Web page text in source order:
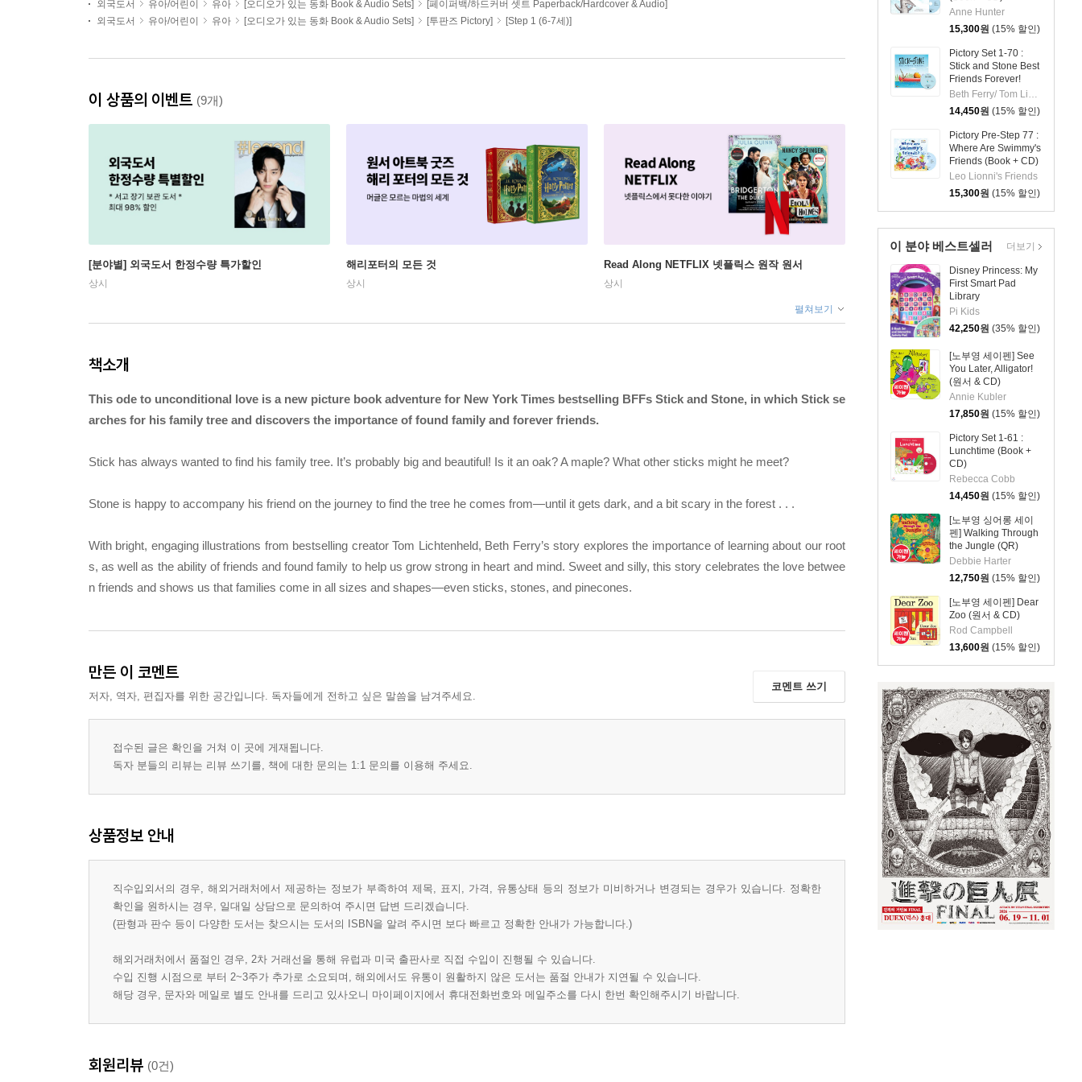
Anne Hunter
15,300원 (15% 할인)
Pictory Set 1-70 :
Stick and Stone Best
Friends Forever!
(Book+CD)
Beth Ferry/ Tom Lichtenheld (ILT)
14,450원 (15% 할인)
Pictory Pre-Step 77 :
Where Are Swimmy's
Friends (Book + CD)
Leo Lionni's Friends
15,300원 (15% 할인)
이 분야 베스트셀러
Disney Princess: My
First Smart Pad
Library
Pi Kids
42,250원 (35% 할인)
[노부영 세이펜] See
You Later, Alligator!
(원서 & CD)
Annie Kubler
17,850원 (15% 할인)
Pictory Set 1-61 :
Lunchtime (Book +
CD)
Rebecca Cobb
14,450원 (15% 할인)
[노부영 싱어롱 세이
펜] Walking Through
the Jungle (QR)
(New) (원서 & CD)
Debbie Harter
12,750원 (15% 할인)
[노부영 세이펜] Dear
Zoo (원서 & CD)
Rod Campbell
13,600원 (15% 할인)
더보기
외국도서 유아/어린이 유아 [오디오가 있는 동화 Book & Audio Sets]
[페이퍼백/하드커버 셋트 Paperback/Hardcover & Audio]
외국도서
유아/어린이 유아 [오디오가 있는 동화 Book & Audio Sets] [투판즈 Pictory] [Step 1 (6-7세)]
이 상품의 이벤트 (9개)
[분야별] 외국도서 한정수량 특가할인
상시
해리포터의 모든 것
상시
Read Along NETFLIX 넷플릭스 원작 원서
상시
펼쳐보기
책소개
This ode to unconditional love is a new picture book adventure for New York Times bestselling BFFs Stick and Stone, in which Stick se
arches for his family tree and discovers the importance of found family and forever friends.
Stick has always wanted to find his family tree. It’s probably big and beautiful! Is it an oak? A maple? What other sticks might he meet?
Stone is happy to accompany his friend on the journey to find the tree he comes from―until it gets dark, and a bit scary in the forest . . .
With bright, engaging illustrations from bestselling creator Tom Lichtenheld, Beth Ferry’s story explores the importance of learning about our root
s, as well as the ability of friends and found family to help us grow strong in heart and mind. Sweet and silly, this story celebrates the love betwee
n friends and shows us that families come in all sizes and shapes―even sticks, stones, and pinecones.
만든 이 코멘트
저자, 역자, 편집자를 위한 공간입니다. 독자들에게 전하고 싶은 말씀을 남겨주세요.
코멘트 쓰기
접수된 글은 확인을 거쳐 이 곳에 게재됩니다.
독자 분들의 리뷰는 리뷰 쓰기를, 책에 대한 문의는 1:1 문의를 이용해 주세요.
상품정보 안내
직수입외서의 경우, 해외거래처에서 제공하는 정보가 부족하여 제목, 표지, 가격, 유통상태 등의 정보가 미비하거나 변경되는 경우가 있습니다. 정확한
확인을 원하시는 경우, 일대일 상담으로 문의하여 주시면 답변 드리겠습니다.
(판형과 판수 등이 다양한 도서는 찾으시는 도서의 ISBN을 알려 주시면 보다 빠르고 정확한 안내가 가능합니다.)
해외거래처에서 품절인 경우, 2차 거래선을 통해 유럽과 미국 출판사로 직접 수입이 진행될 수 있습니다.
수입 진행 시점으로 부터 2~3주가 추가로 소요되며, 해외에서도 유통이 원활하지 않은 도서는 품절 안내가 지연될 수 있습니다.
해당 경우, 문자와 메일로 별도 안내를 드리고 있사오니 마이페이지에서 휴대전화번호와 메일주소를 다시 한번 확인해주시기 바랍니다.
회원리뷰 (0건)